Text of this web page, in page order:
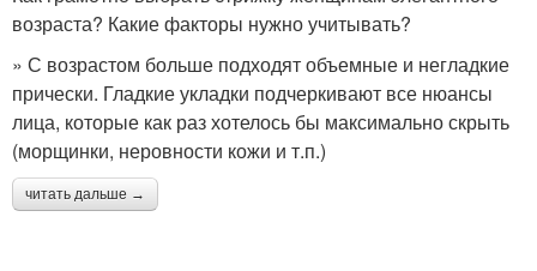
возраста? Какие факторы нужно учитывать?
» С возрастом больше подходят объемные и негладкие
прически. Гладкие укладки подчеркивают все нюансы
лица, которые как раз хотелось бы максимально скрыть
(морщинки, неровности кожи и т.п.)
читать дальше →